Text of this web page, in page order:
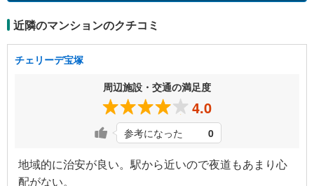
近隣のマンションのクチコミ
チェリーデ宝塚
周辺施設・交通の満足度
4.0
参考になった 0
地域的に治安が良い。駅から近いので夜道もあまり心
配がない。